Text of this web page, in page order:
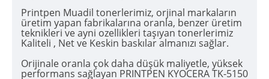
Printpen Muadil tonerlerimiz, orjinal markaların
üretim yapan fabrikalarına oranla, benzer üretim
teknikleri ve ayni ozellikleri taşıyan tonerlerimiz
Kaliteli , Net ve Keskin baskılar almanızı sağlar.
Orijinale oranla çok daha düşük maliyetle, yüksek
performans sağlayan PRINTPEN KYOCERA TK-5150